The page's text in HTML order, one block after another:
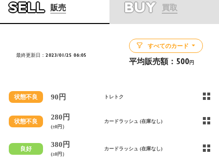
SELL 販売 BUY 買取
最終更新日：2023/01/25 06:05
すべてのカード
平均販売額： 500円
状態不良 90円 トレトク
状態不良
280円
(±0円）
カードラッシュ (在庫なし)
良好
380円
(±0円）
カードラッシュ (在庫なし)